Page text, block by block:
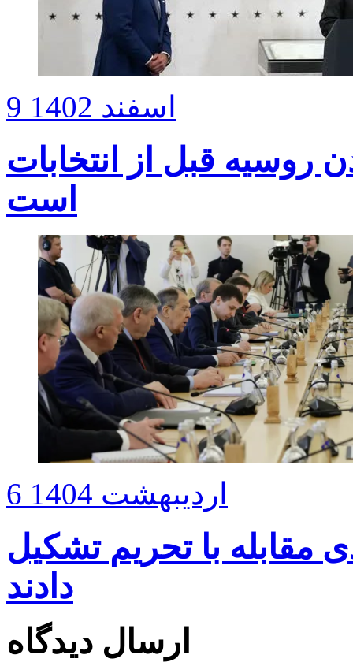
9 اسفند 1402
روسیه قبل از انتخابات
است
6 اردیبهشت 1404
مقابله با تحریم‌ تشکیل
دادند
ارسال دیدگاه